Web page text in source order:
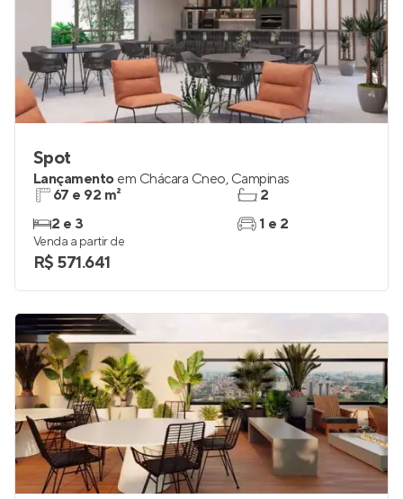
Spot
Lançamento em Chácara Cneo, Campinas
67 e 92 m²
2 e 3
2
1 e 2
Venda a partir de
R$ 571.641